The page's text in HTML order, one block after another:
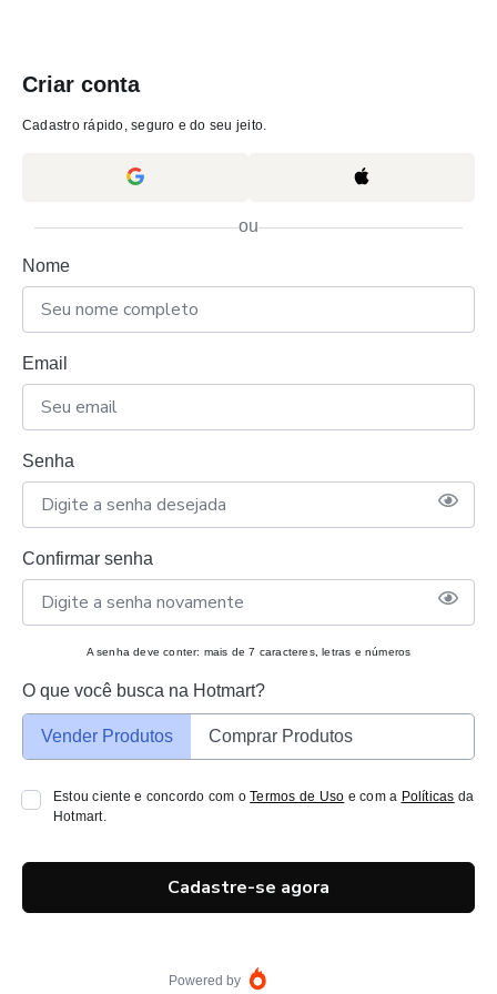
Criar conta
Cadastro rápido, seguro e do seu jeito.
ou
Nome
Email
Senha
Confirmar senha
A senha deve conter: mais de 7 caracteres, letras e números
O que você busca na Hotmart?
Vender Produtos Comprar Produtos
Estou ciente e concordo com oTermos de Uso e com a Políticas da
Hotmart.
Cadastre-se agora
Powered by